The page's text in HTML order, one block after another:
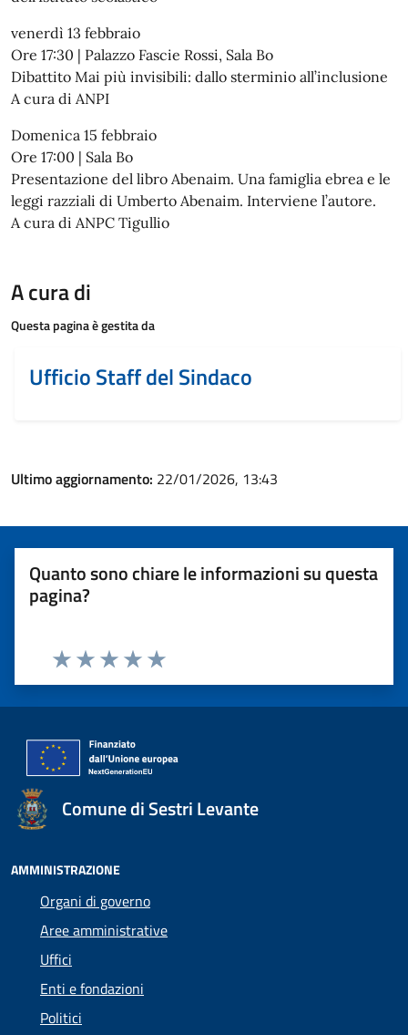
venerdì 13 febbraio
Ore 17:30 | Palazzo Fascie Rossi, Sala Bo
Dibattito Mai più invisibili: dallo sterminio all’inclusione
A cura di ANPI
Domenica 15 febbraio
Ore 17:00 | Sala Bo
Presentazione del libro Abenaim. Una famiglia ebrea e le
leggi razziali di Umberto Abenaim. Interviene l’autore.
A cura di ANPC Tigullio
A cura di
Questa pagina è gestita da
Ufficio Staff del Sindaco
Ultimo aggiornamento: 22/01/2026, 13:43
Quanto sono chiare le informazioni su questa
pagina?
Valuta 5 stelle su 5
Valuta 4 stelle su 5
Valuta 3 stelle su 5
Valuta 2 stelle su 5
Valuta 1 stelle su 5
Comune di Sestri Levante
AMMINISTRAZIONE
Organi di governo
Aree amministrative
Uffici
Enti e fondazioni
Politici